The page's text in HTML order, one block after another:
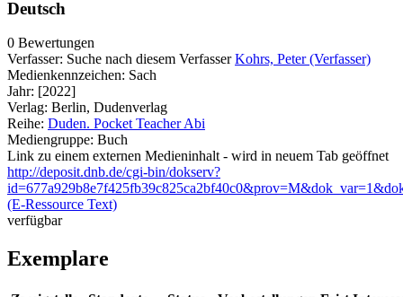
Deutsch
0 Bewertungen
Verfasser: Suche nach diesem Verfasser Kohrs, Peter (Verfasser)
Medienkennzeichen: Sach
Jahr: [2022]
Verlag: Berlin, Dudenverlag
Reihe: Duden. Pocket Teacher Abi
Mediengruppe: Buch
Link zu einem externen Medieninhalt - wird in neuem Tab geöffnet
http://deposit.dnb.de/cgi-bin/dokserv?
(E-Ressource Text)
verfügbar
Exemplare